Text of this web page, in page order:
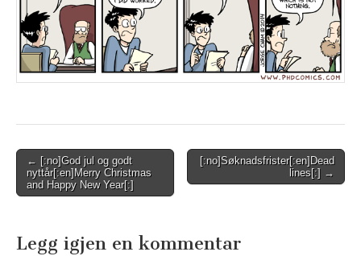
Post
navigation
← [:no]God jul og godt
nyttår[:en]Merry Christmas
and Happy New Year[:]
[:no]Søknadsfrister[:en]Dead
lines[:] →
Legg igjen en kommentar